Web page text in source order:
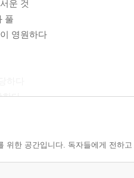
운 것
풀
영원하다
한다
언제나 로테크를 지향한다
위한 공간입니다. 독자들에게 전하